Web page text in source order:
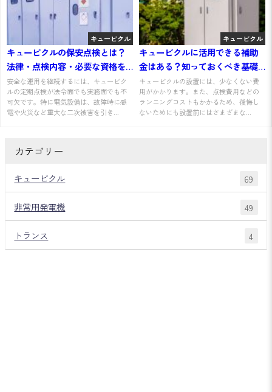
キュービクル
キュービクルの保安点検とは？
法律・点検内容・必要な資格を
わかりやすく解説
安全な運用を継続するには、キュービク
ルの定期点検が法令面でも実務面でも不
可欠です。特に電気設備は、故障時に感
電や火災など重大な二次被害を引き...
キュービクル
キュービクルに活用できる補助
金はある？知っておくべき基礎
知識を解説
キュービクルの設置には、少なくない費
用がかかります。また、点検費用などの
ランニングコストもかかるため、後悔し
ないためにも設置前にはさまざまな...
カテゴリー
キュービクル 69
非常用発電機 49
トランス 4